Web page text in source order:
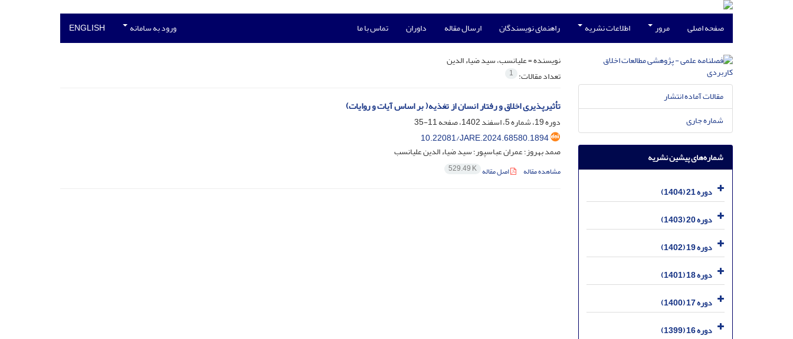
صفحه اصلی مرور اطلاعات نشریه راهنمای نویسندگان ارسال مقاله داوران تماس با ما ورود به سامانه ENGLISH
نویسنده =علیانسب، سید ضیاء الدین
تعداد مقالات: 1
تأثیرپذیری اخلاق و رفتار انسان از تغذیه( بر اساس آیات و روایات)
دوره 19، شماره 5، اسفند 1402، صفحه
11-35
10.22081/JARE.2024.68580.1894
صمد بهروز؛ عمران عباسپور؛ سید ضیاء الدین علیانسب
مشاهده مقاله اصل مقاله 529.49 K
مقالات آماده انتشار
شماره جاری
شماره‌های پیشین نشریه
دوره 21 (1404)
دوره 20 (1403)
دوره 19 (1402)
دوره 18 (1401)
دوره 17 (1400)
دوره 16 (1399)